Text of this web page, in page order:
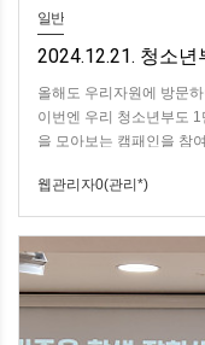
일반
2024.12.21. 청소
올해도 우리자원에 방문
이번엔 우리 청소년부도
을 모아보는 캠패인을 참
웹관리자0(관리*)